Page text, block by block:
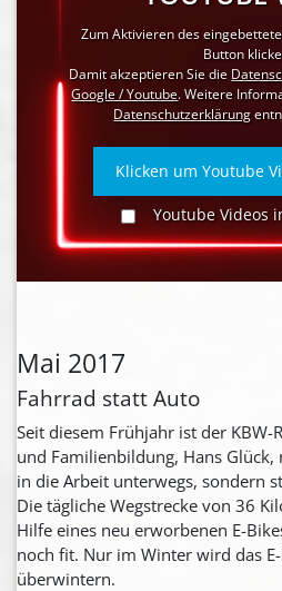
Zum Aktivieren des
Button
Damit akzeptieren Sie die
Google / Youtube. Weitere
Datenschutzerklärung
Klicken um Youtube
Youtube Videos
Mai 2017
Fahrrad statt Auto
Seit diesem Frühjahr ist der
und Familienbildung, Hans
in die Arbeit unterwegs, sondern
Die tägliche Wegstrecke von 36
Hilfe eines neu erworbenen E-
noch fit. Nur im Winter wird das
überwintern.